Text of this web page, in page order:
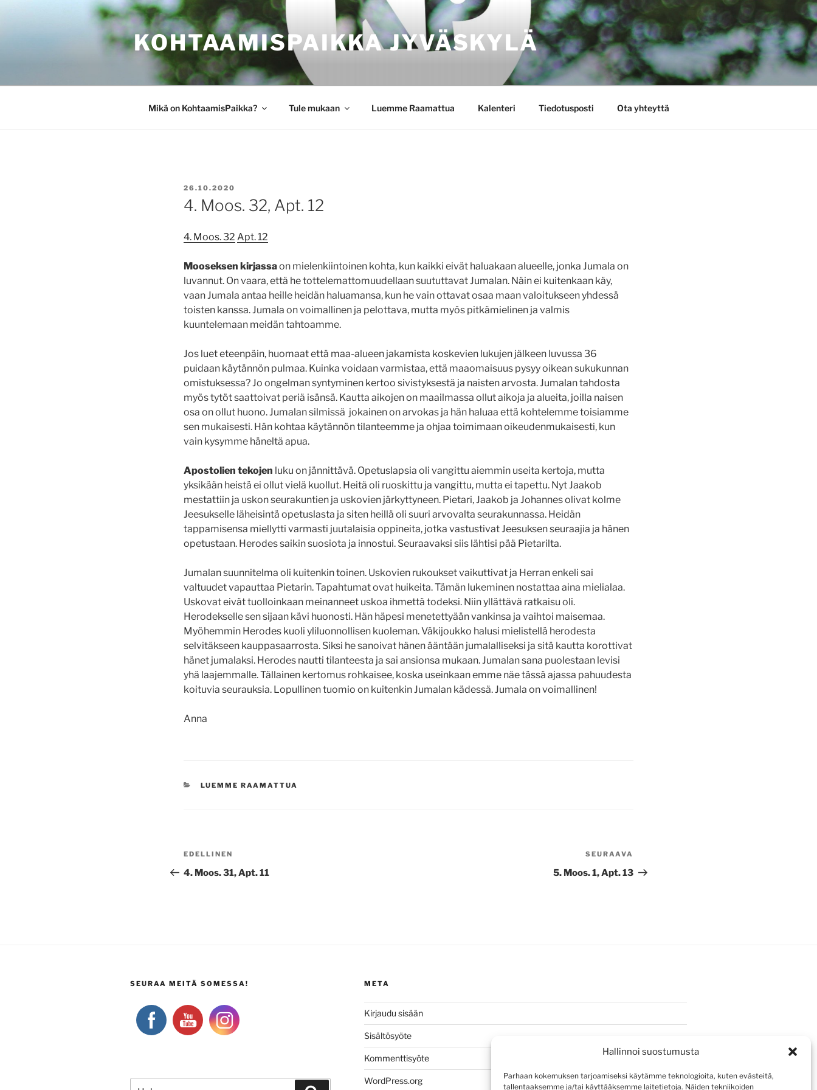
Hallinnoi suostumusta
Parhaan kokemuksen tarjoamiseksi käytämme teknologioita, kuten evästeitä,
tallentaaksemme ja/tai käyttääksemme laitetietoja. Näiden tekniikoiden
KOHTAAMISPAIKKA JYVÄSKYLÄ
Mikä on KohtaamisPaikka? Tule mukaan Luemme Raamattua Kalenteri Tiedotusposti Ota yhteyttä
JULKAISTU
26.10.2020
4. Moos. 32, Apt. 12
4. Moos. 32 Apt. 12
Mooseksen kirjassaon mielenkiintoinen kohta, kun kaikki eivät haluakaan alueelle, jonka Jumala on
luvannut. On vaara, että he tottelemattomuudellaan suututtavat Jumalan. Näin ei kuitenkaan käy,
vaan Jumala antaa heille heidän haluamansa, kun he vain ottavat osaa maan valoitukseen yhdessä
toisten kanssa. Jumala on voimallinen ja pelottava, mutta myös pitkämielinen ja valmis
kuuntelemaan meidän tahtoamme.
Jos luet eteenpäin, huomaat että maa-alueen jakamista koskevien lukujen jälkeen luvussa 36
puidaan käytännön pulmaa. Kuinka voidaan varmistaa, että maaomaisuus pysyy oikean sukukunnan
omistuksessa? Jo ongelman syntyminen kertoo sivistyksestä ja naisten arvosta. Jumalan tahdosta
myös tytöt saattoivat periä isänsä. Kautta aikojen on maailmassa ollut aikoja ja alueita, joilla naisen
osa on ollut huono. Jumalan silmissä jokainen on arvokas ja hän haluaa että kohtelemme toisiamme
sen mukaisesti. Hän kohtaa käytännön tilanteemme ja ohjaa toimimaan oikeudenmukaisesti, kun
vain kysymme häneltä apua.
Apostolien tekojen luku on jännittävä. Opetuslapsia oli vangittu aiemmin useita kertoja, mutta
yksikään heistä ei ollut vielä kuollut. Heitä oli ruoskittu ja vangittu, mutta ei tapettu. Nyt Jaakob
mestattiin ja uskon seurakuntien ja uskovien järkyttyneen. Pietari, Jaakob ja Johannes olivat kolme
Jeesukselle läheisintä opetuslasta ja siten heillä oli suuri arvovalta seurakunnassa. Heidän
tappamisensa miellytti varmasti juutalaisia oppineita, jotka vastustivat Jeesuksen seuraajia ja hänen
opetustaan. Herodes saikin suosiota ja innostui. Seuraavaksi siis lähtisi pää Pietarilta.
Jumalan suunnitelma oli kuitenkin toinen. Uskovien rukoukset vaikuttivat ja Herran enkeli sai
valtuudet vapauttaa Pietarin. Tapahtumat ovat huikeita. Tämän lukeminen nostattaa aina mielialaa.
Uskovat eivät tuolloinkaan meinanneet uskoa ihmettä todeksi. Niin yllättävä ratkaisu oli.
Herodekselle sen sijaan kävi huonosti. Hän häpesi menetettyään vankinsa ja vaihtoi maisemaa.
Myöhemmin Herodes kuoli yliluonnollisen kuoleman. Väkijoukko halusi mielistellä herodesta
selvitäkseen kauppasaarrosta. Siksi he sanoivat hänen ääntään jumalalliseksi ja sitä kautta korottivat
hänet jumalaksi. Herodes nautti tilanteesta ja sai ansionsa mukaan. Jumalan sana puolestaan levisi
yhä laajemmalle. Tällainen kertomus rohkaisee, koska useinkaan emme näe tässä ajassa pahuudesta
koituvia seurauksia. Lopullinen tuomio on kuitenkin Jumalan kädessä. Jumala on voimallinen!
Anna
KATEGORIAT
LUEMME RAAMATTUA
Artikkelien
selaus
Edellinen
artikkeli
EDELLINEN
4. Moos. 31, Apt. 11
artikkeli
SEURAAVA
5. Moos. 1, Apt. 13
SEURAA MEITÄ SOMESSA! META
Kirjaudu sisään
Sisältösyöte
Kommenttisyöte
WordPress.org